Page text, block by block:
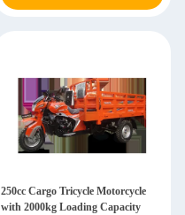
250cc Cargo Tricycle Motorcycle
with 2000kg Loading Capacity